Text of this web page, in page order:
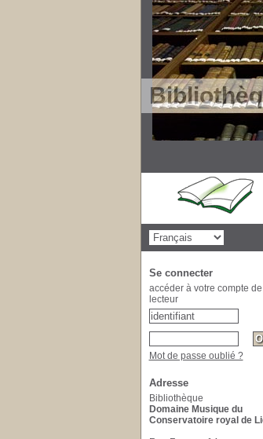
Se connecter
accéder à votre compte de
lecteur
Mot de passe oublié ?
Adresse
Bibliothèque
Domaine Musique du
Conservatoire royal de